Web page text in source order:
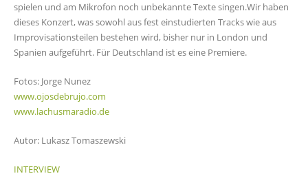
spielen und am Mikrofon noch unbekannte Texte singen.Wir haben
dieses Konzert, was sowohl aus fest einstudierten Tracks wie aus
Improvisationsteilen bestehen wird, bisher nur in London und
Spanien aufgeführt. Für Deutschland ist es eine Premiere.
Fotos: Jorge Nunez
www.ojosdebrujo.com
www.lachusmaradio.de
Autor: Lukasz Tomaszewski
INTERVIEW